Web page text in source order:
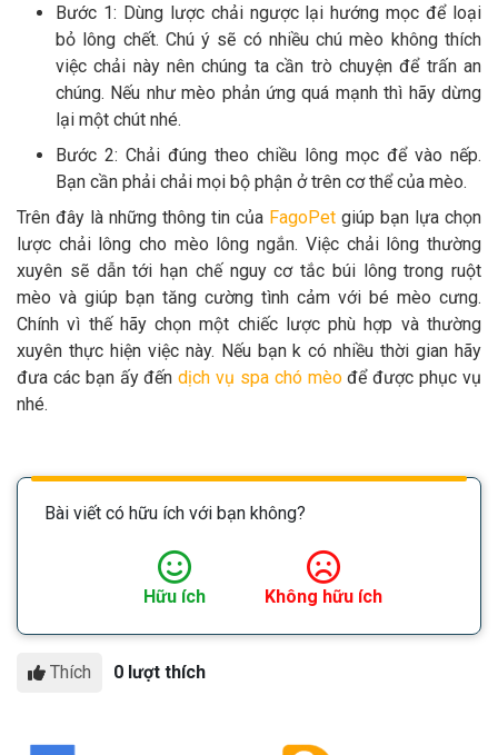
Bước 1: Dùng lược chải ngược lại hướng mọc để loại
bỏ lông chết. Chú ý sẽ có nhiều chú mèo không thích
việc chải này nên chúng ta cần trò chuyện để trấn an
chúng. Nếu như mèo phản ứng quá mạnh thì hãy dừng
lại một chút nhé.
Bước 2: Chải đúng theo chiều lông mọc để vào nếp.
Bạn cần phải chải mọi bộ phận ở trên cơ thể của mèo.
Trên đây là những thông tin của FagoPet giúp bạn lựa chọn
lược chải lông cho mèo lông ngắn. Việc chải lông thường
xuyên sẽ dẫn tới hạn chế nguy cơ tắc búi lông trong ruột
mèo và giúp bạn tăng cường tình cảm với bé mèo cưng.
Chính vì thế hãy chọn một chiếc lược phù hợp và thường
xuyên thực hiện việc này. Nếu bạn k có nhiều thời gian hãy
đưa các bạn ấy đếndịch vụ spa chó mèođể được phục vụ
nhé.
Bài viết có hữu ích với bạn không?
Hữu ích Không hữu ích
Thích 0 lượt thích